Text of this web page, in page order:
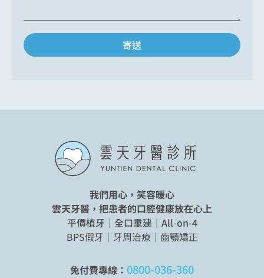
寄送
我們用心，笑容暖心
雲天牙醫，把患者的口腔健康放在心上
平價植牙｜全口重建｜All-on-4
BPS假牙｜牙周治療｜齒顎矯正
免付費專線： 0800-036-360